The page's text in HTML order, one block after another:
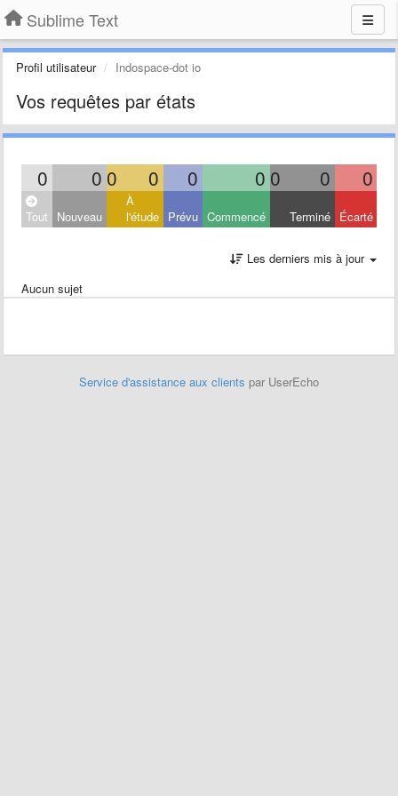
Sublime Text
Profil utilisateur Indospace-dot io
Vos requêtes par états
0 0 0 0 0 0 0 0 0
Tout Nouveau
À
l'étude Prévu Commencé Terminé Écarté
Les derniers mis à jour
Aucun sujet
Service d'assistance aux clients par UserEcho